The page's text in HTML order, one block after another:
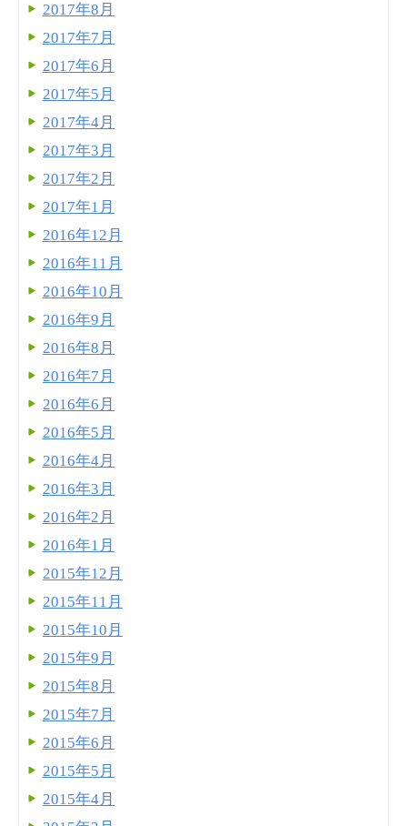
2017年8月
2017年7月
2017年6月
2017年5月
2017年4月
2017年3月
2017年2月
2017年1月
2016年12月
2016年11月
2016年10月
2016年9月
2016年8月
2016年7月
2016年6月
2016年5月
2016年4月
2016年3月
2016年2月
2016年1月
2015年12月
2015年11月
2015年10月
2015年9月
2015年8月
2015年7月
2015年6月
2015年5月
2015年4月